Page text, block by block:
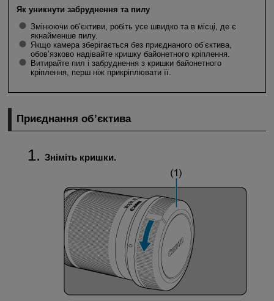
Як уникнути забруднення та пилу
Змінюючи об’єктиви, робіть усе швидко та в місці, де є
якнайменше пилу.
Якщо камера зберігається без приєднаного об’єктива,
обов’язково надівайте кришку байонетного кріплення.
Витирайте пил і забруднення з кришки байонетного
кріплення, перш ніж прикріплювати її.
Приєднання об’єктива
Зніміть кришки.